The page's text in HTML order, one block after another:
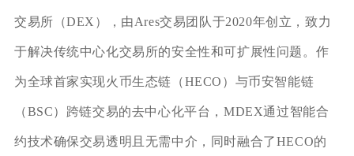
交易所（DEX），由Ares交易团队于2020年创立，致力
于解决传统中心化交易所的安全性和可扩展性问题。作
为全球首家实现火币生态链（HECO）与币安智能链
（BSC）跨链交易的去中心化平台，MDEX通过智能合
约技术确保交易透明且无需中介，同时融合了HECO的